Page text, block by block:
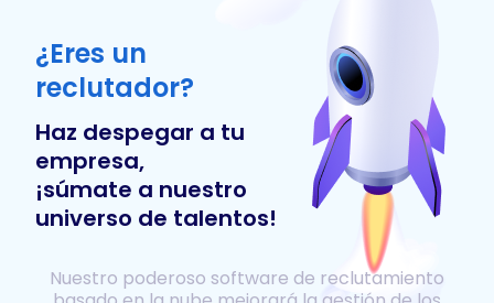
¿Eres un
reclutador?
Haz despegar a tu
empresa,
¡súmate a nuestro
universo de talentos!
Nuestro poderoso software de reclutamiento